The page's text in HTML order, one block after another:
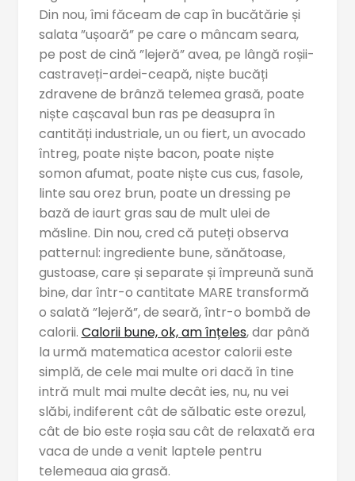
Din nou, îmi făceam de cap în bucătărie și
salata ”ușoară” pe care o mâncam seara,
pe post de cină ”lejeră” avea, pe lângă roșii-
castraveți-ardei-ceapă, niște bucăți
zdravene de brânză telemea grasă, poate
niște cașcaval bun ras pe deasupra în
cantități industriale, un ou fiert, un avocado
întreg, poate niște bacon, poate niște
somon afumat, poate niște cus cus, fasole,
linte sau orez brun, poate un dressing pe
bază de iaurt gras sau de mult ulei de
măsline. Din nou, cred că puteți observa
patternul: ingrediente bune, sănătoase,
gustoase, care și separate și împreună sună
bine, dar într-o cantitate MARE transformă
o salată ”lejeră”, de seară, într-o bombă de
calorii. Calorii bune, ok, am înțeles, dar până
la urmă matematica acestor calorii este
simplă, de cele mai multe ori dacă în tine
intră mult mai multe decât ies, nu, nu vei
slăbi, indiferent cât de sălbatic este orezul,
cât de bio este roșia sau cât de relaxată era
vaca de unde a venit laptele pentru
telemeaua aia grasă.